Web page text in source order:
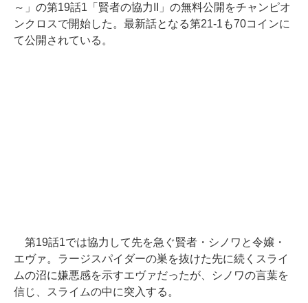
～」の第19話1「賢者の協力II」の無料公開をチャンピオ
ンクロスで開始した。最新話となる第21-1も70コインに
て公開されている。
第19話1では協力して先を急ぐ賢者・シノワと令嬢・
エヴァ。ラージスパイダーの巣を抜けた先に続くスライ
ムの沼に嫌悪感を示すエヴァだったが、シノワの言葉を
信じ、スライムの中に突入する。